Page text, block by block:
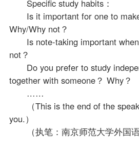
Specific study habits：
Is it important for one to make
Why/Why not？
Is note-taking important when
not？
Do you prefer to study
together with someone？ Why？
……
（This is the end of the
you.）
（执笔：南京师范大学外国